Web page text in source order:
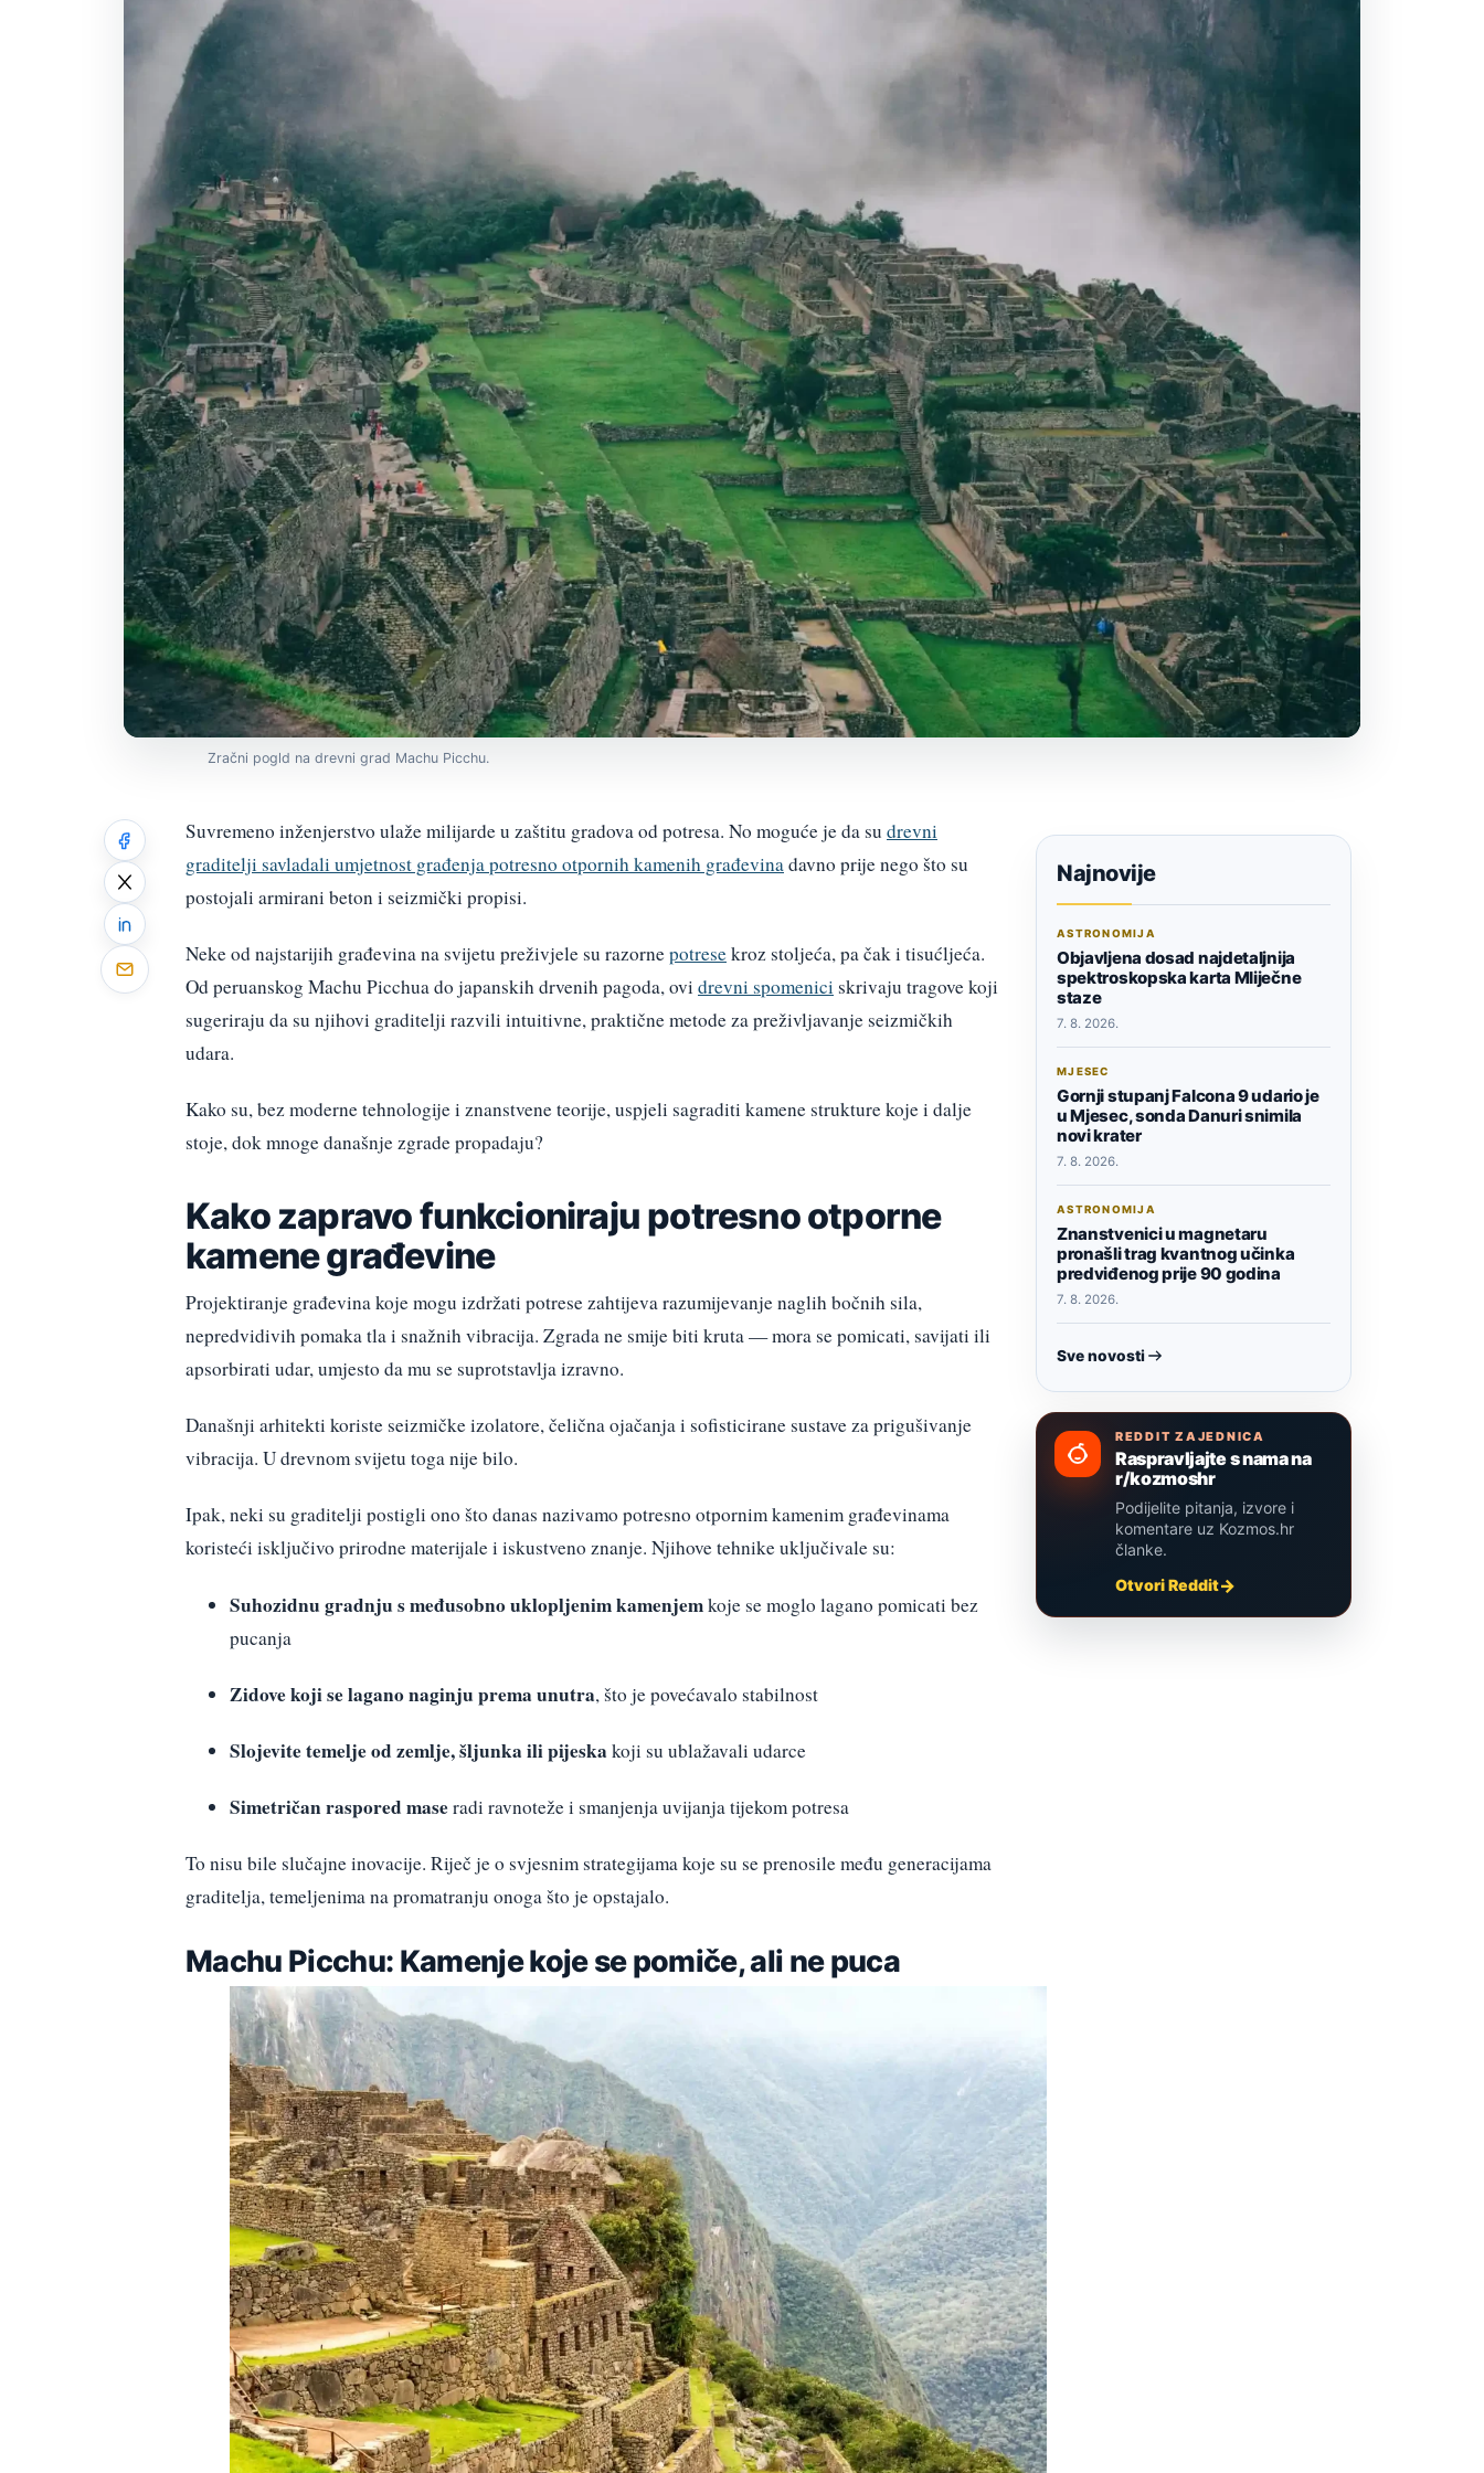
Zračni pogld na drevni grad Machu Picchu.
Suvremeno inženjerstvo ulaže milijarde u zaštitu gradova od potresa. No moguće je da su drevni
graditelji savladali umjetnost građenja potresno otpornih kamenih građevinadavno prije nego što su
postojali armirani beton i seizmički propisi.
Neke od najstarijih građevina na svijetu preživjele su razornepotresekroz stoljeća, pa čak i tisućljeća.
Od peruanskog Machu Picchua do japanskih drvenih pagoda, ovi drevni spomenici skrivaju tragove koji
sugeriraju da su njihovi graditelji razvili intuitivne, praktične metode za preživljavanje seizmičkih
udara.
Kako su, bez moderne tehnologije i znanstvene teorije, uspjeli sagraditi kamene strukture koje i dalje
stoje, dok mnoge današnje zgrade propadaju?
Kako zapravo funkcioniraju potresno otporne
kamene građevine
Projektiranje građevina koje mogu izdržati potrese zahtijeva razumijevanje naglih bočnih sila,
nepredvidivih pomaka tla i snažnih vibracija. Zgrada ne smije biti kruta — mora se pomicati, savijati ili
apsorbirati udar, umjesto da mu se suprotstavlja izravno.
Današnji arhitekti koriste seizmičke izolatore, čelična ojačanja i sofisticirane sustave za prigušivanje
vibracija. U drevnom svijetu toga nije bilo.
Ipak, neki su graditelji postigli ono što danas nazivamo potresno otpornim kamenim građevinama
koristeći isključivo prirodne materijale i iskustveno znanje. Njihove tehnike uključivale su:
Suhozidnu gradnju s međusobno uklopljenim kamenjemkoje se moglo lagano pomicati bez
pucanja
Zidove koji se lagano naginju prema unutra, što je povećavalo stabilnost
Slojevite temelje od zemlje, šljunka ili pijeska koji su ublažavali udarce
Simetričan raspored maseradi ravnoteže i smanjenja uvijanja tijekom potresa
To nisu bile slučajne inovacije. Riječ je o svjesnim strategijama koje su se prenosile među generacijama
graditelja, temeljenima na promatranju onoga što je opstajalo.
Machu Picchu: Kamenje koje se pomiče, ali ne puca
Najnovije
ASTRONOMIJA
Objavljena dosad najdetaljnija
spektroskopska karta Mliječne
staze
7. 8. 2026.
MJESEC
Gornji stupanj Falcona 9 udario je
u Mjesec, sonda Danuri snimila
novi krater
7. 8. 2026.
ASTRONOMIJA
Znanstvenici u magnetaru
pronašli trag kvantnog učinka
predviđenog prije 90 godina
7. 8. 2026.
Sve novosti
REDDIT ZAJEDNICA
Raspravljajte s nama na
r/kozmoshr
Podijelite pitanja, izvore i
komentare uz Kozmos.hr
članke.
Otvori Reddit